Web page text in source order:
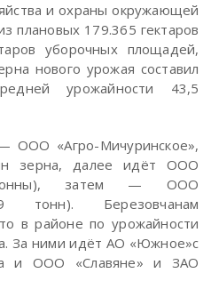
и охраны окружающей
плановых 179.365 гектаров
уборочных площадей,
нового урожая составил
урожайности 43,5
ООО «Агро-Мичуринское»,
зерна, далее идёт ООО
тонны), затем — ООО
тонн). Березовчанам
в районе по урожайности
За ними идёт АО «Южное»с
и ООО «Славяне» и ЗАО